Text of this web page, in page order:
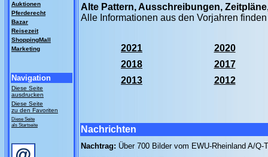
Auktionen
Pferderecht
Bazar
Reisezeit
ShoppingMall
Marketing
Navigation
Diese Seite
ausdrucken
Diese Seite
zu den Favoriten
Diese Seite
als Startseite
Alte Pattern, Ausschreibungen,
Alle Informationen aus den Vorjahren
2021
2020
2018
2017
2013
2012
Nachrichten
Nachtrag: Über 700 Bilder vom EWU-Rheinland A/